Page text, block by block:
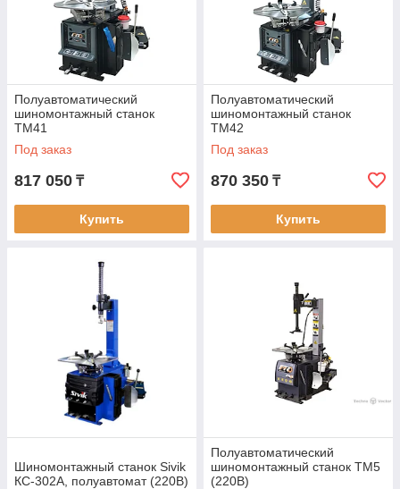
Полуавтоматический
шиномонтажный станок
TM41
Под заказ
817 050 ₸
Купить
Полуавтоматический
шиномонтажный станок
TM42
Под заказ
870 350 ₸
Купить
Шиномонтажный станок Sivik
КС-302A, полуавтомат (220В)
Полуавтоматический
шиномонтажный станок TM5
(220В)